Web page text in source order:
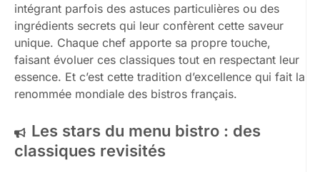
intégrant parfois des astuces particulières ou des
ingrédients secrets qui leur confèrent cette saveur
unique. Chaque chef apporte sa propre touche,
faisant évoluer ces classiques tout en respectant leur
essence. Et c’est cette tradition d’excellence qui fait la
renommée mondiale des bistros français.
Les stars du menu bistro : des
classiques revisités